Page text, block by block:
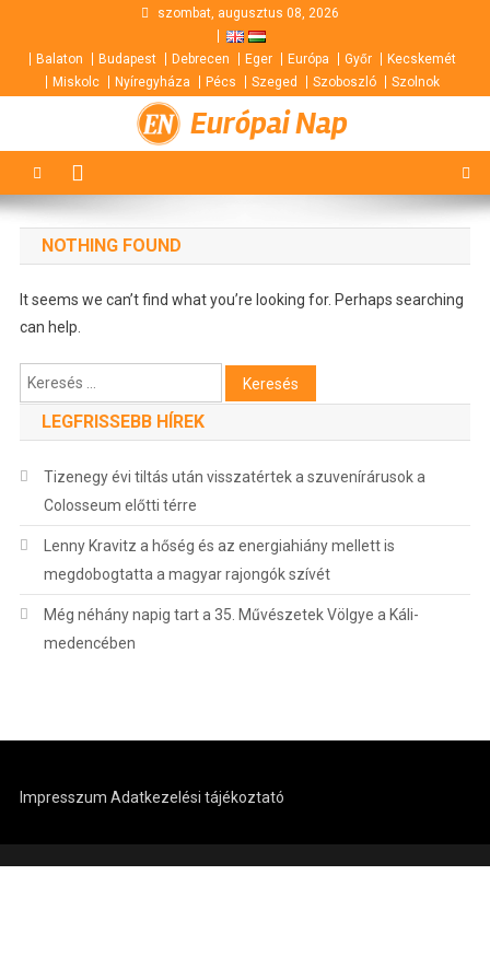
content
szombat, augusztus 08, 2026
Balaton Budapest Debrecen Eger Európa Győr
Kecskemét
Miskolc
Nyíregyháza Pécs Szeged Szoboszló Szolnok
Európai Nap
NOTHING FOUND
It seems we can’t find what you’re looking for. Perhaps searching
can help.
Keresés:
LEGFRISSEBB HÍREK
Tizenegy évi tiltás után visszatértek a szuvenírárusok a
Colosseum előtti térre
Lenny Kravitz a hőség és az energiahiány mellett is
megdobogtatta a magyar rajongók szívét
Még néhány napig tart a 35. Művészetek Völgye a Káli-
medencében
Impresszum Adatkezelési tájékoztató